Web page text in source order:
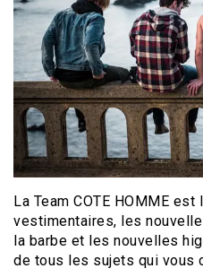
La Team COTE HOMME
vestimentaires, les
la barbe et les nouvelles
de tous les sujets qui vous